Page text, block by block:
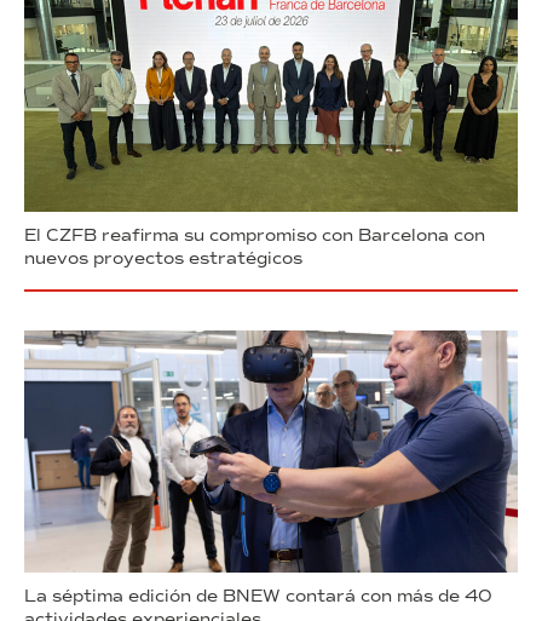
El CZFB reafirma su compromiso con Barcelona con
nuevos proyectos estratégicos
La séptima edición de BNEW contará con más de 40